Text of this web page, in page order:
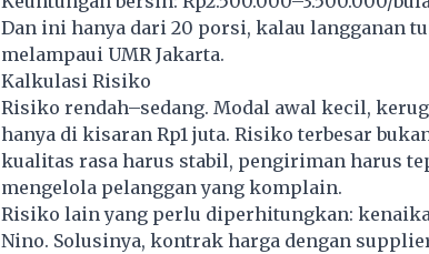
Dan ini hanya dari 20 porsi, kalau langganan
melampaui UMR Jakarta.
Kalkulasi Risiko
Risiko rendah–sedang. Modal awal kecil,
hanya di kisaran Rp1 juta. Risiko terbesar
kualitas rasa harus stabil, pengiriman harus
mengelola pelanggan yang komplain.
Risiko lain yang perlu diperhitungkan:
Nino. Solusinya, kontrak harga dengan